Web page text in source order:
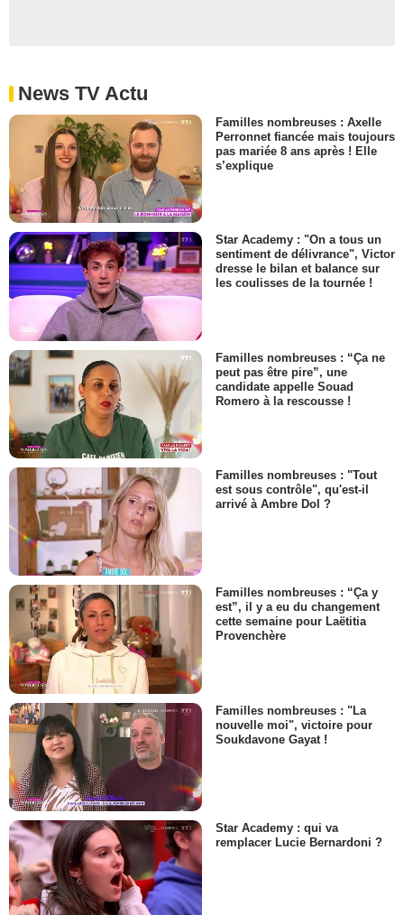
News TV Actu
Familles nombreuses : Axelle
Perronnet fiancée mais toujours
pas mariée 8 ans après ! Elle
s’explique
Star Academy : "On a tous un
sentiment de délivrance", Victor
dresse le bilan et balance sur
les coulisses de la tournée !
Familles nombreuses : “Ça ne
peut pas être pire”, une
candidate appelle Souad
Romero à la rescousse !
Familles nombreuses : "Tout
est sous contrôle", qu'est-il
arrivé à Ambre Dol ?
Familles nombreuses : “Ça y
est”, il y a eu du changement
cette semaine pour Laëtitia
Provenchère
Familles nombreuses : "La
nouvelle moi", victoire pour
Soukdavone Gayat !
Star Academy : qui va
remplacer Lucie Bernardoni ?